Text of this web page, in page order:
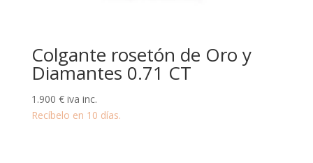
Colgante rosetón de Oro y
Diamantes 0.71 CT
1.900 € iva inc.
Recíbelo en 10 días.